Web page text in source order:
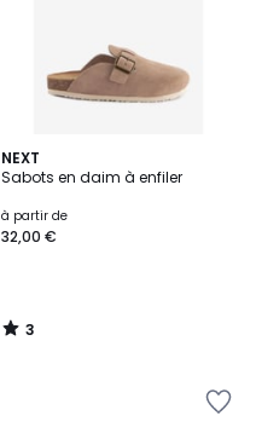
NEXT
Sabots en daim à enfiler
à partir de
32,00 €
3
/
3
/